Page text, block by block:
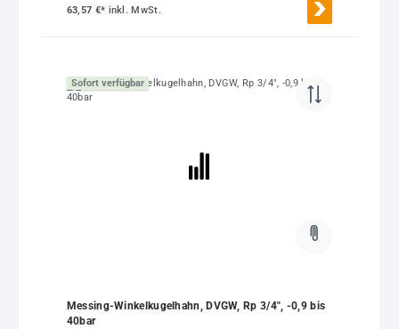
63,57 €* inkl. MwSt.
Sofort verfügbar
Messing-Winkelkugelhahn, DVGW, Rp 3/4", -0,9 bis
40bar